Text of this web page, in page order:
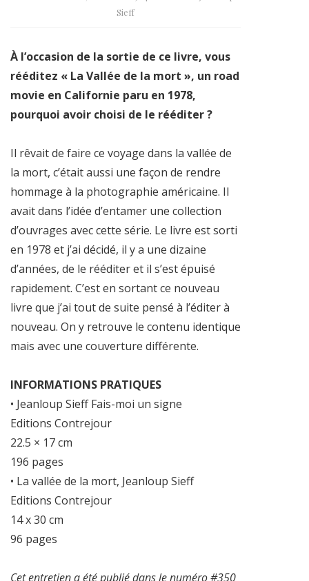
Sieff
À l’occasion de la sortie de ce livre, vous
rééditez « La Vallée de la mort », un road
movie en Californie paru en 1978,
pourquoi avoir choisi de le rééditer ?
Il rêvait de faire ce voyage dans la vallée de
la mort, c’était aussi une façon de rendre
hommage à la photographie américaine. Il
avait dans l’idée d’entamer une collection
d’ouvrages avec cette série. Le livre est sorti
en 1978 et j’ai décidé, il y a une dizaine
d’années, de le rééditer et il s’est épuisé
rapidement. C’est en sortant ce nouveau
livre que j’ai tout de suite pensé à l’éditer à
nouveau. On y retrouve le contenu identique
mais avec une couverture différente.
INFORMATIONS PRATIQUES
• Jeanloup Sieff Fais-moi un signe
Editions Contrejour
22.5 × 17 cm
196 pages
• La vallée de la mort, Jeanloup Sieff
Editions Contrejour
14 x 30 cm
96 pages
Cet entretien a été publié dans le numéro #350